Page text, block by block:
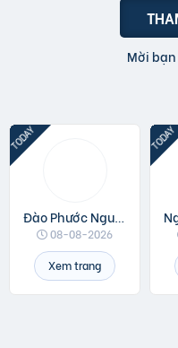
Mời
Đào Phước Nguyên
08-08-2026
Xem trang